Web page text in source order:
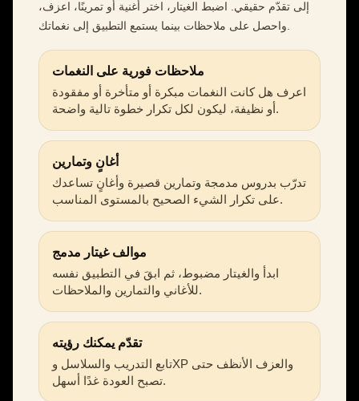
إلى تقدّم حقيقي. اضبط الغيتار، اختر أغنية أو تمرينًا، اعزف،
ملاحظات فورية على النغمات
اعرف هل كانت النغمات مبكرة أو متأخرة أو مفقودة
أو نظيفة، ليكون لكل تكرار خطوة تالية واضحة.
أغانٍ وتمارين
تدرّب بدروس مدمجة وتمارين قصيرة وأغانٍ تساعدك
على تكرار الشيء الصحيح بالمستوى المناسب.
موالف غيتار مدمج
ابدأ والغيتار مضبوط، ثم ابقَ في التطبيق نفسه
للأغاني والتمارين والملاحظات.
تقدّم يمكنك رؤيته
تابع التدريب والسلاسل وXP والعزف الأنظف حتى
تصبح العودة غدًا أسهل.